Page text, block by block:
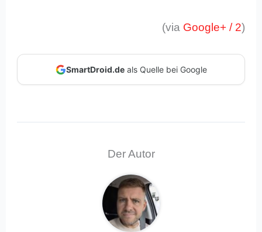
(via Google+ / 2)
SmartDroid.deals Quelle bei Google
Der Autor